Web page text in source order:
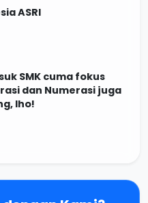
ASRI
SMK cuma fokus
dan Numerasi juga
lho!